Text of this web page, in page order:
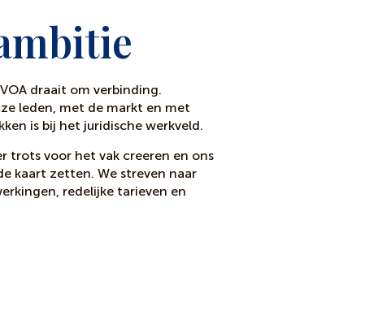
draait om verbinding.
leden, met de markt en met
is bij het juridische werkveld.
trots voor het vak creeren en ons
kaart zetten. We streven naar
redelijke tarieven en